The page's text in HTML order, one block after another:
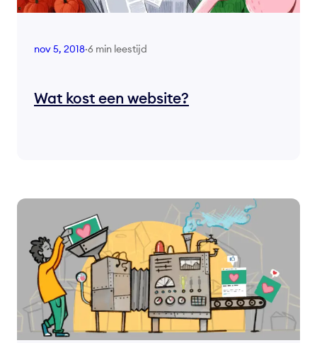
nov 5, 2018·6 min leestijd
Wat kost een website?